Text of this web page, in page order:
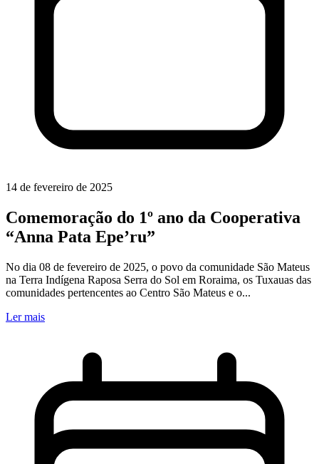
14 de fevereiro de 2025
Comemoração do 1º ano da Cooperativa
“Anna Pata Epe’ru”
No dia 08 de fevereiro de 2025, o povo da comunidade São Mateus
na Terra Indígena Raposa Serra do Sol em Roraima, os Tuxauas das
comunidades pertencentes ao Centro São Mateus e o...
Ler mais